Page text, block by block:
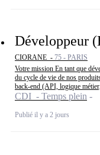
Développeur
CIORANE - 75 - PARIS
Votre mission En tant que
du cycle de vie de nos
back-end (API, logique
CDI - Temps plein
Publié il y a 2 jours